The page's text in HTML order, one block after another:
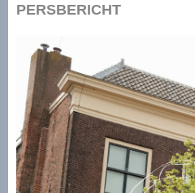
PERSBERICHT